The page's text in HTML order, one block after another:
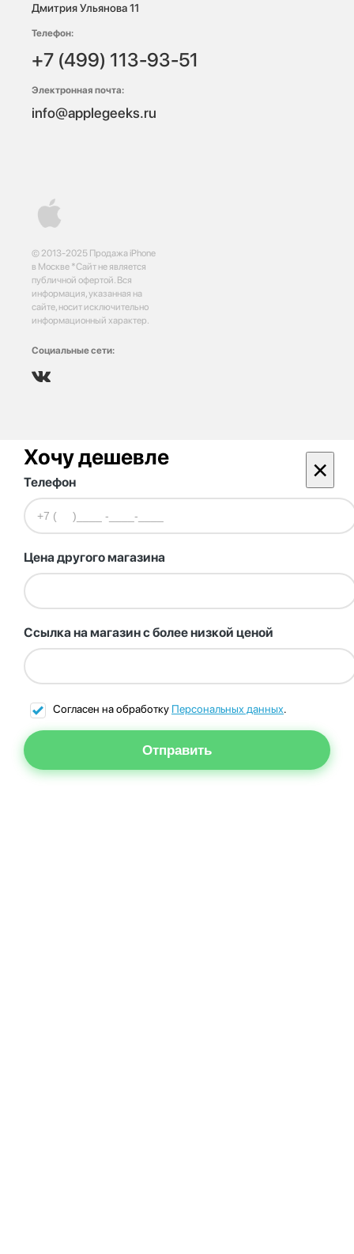
© 2013-2025 Продажа iPhone
в Москве *Сайт не является
публичной офертой. Вся
информация, указанная на
сайте, носит исключительно
информационный характер.
Социальные сети:
Дмитрия Ульянова 11
Телефон:
+7 (499) 113-93-51
Электронная почта:
info@applegeeks.ru
Хочу дешевле ×
Телефон
Цена другого магазина
Ссылка на магазин с более низкой ценой
Согласен на обработку Персональных данных.
Отправить